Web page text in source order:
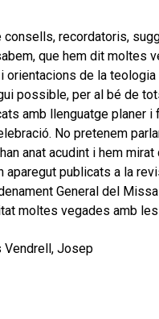
recordatoris,
que hem dit moltes
de la
possible, per al bé de
amb llenguatge planer i
No pretenem
anat acudint i hem mirat
aparegut publicats a la
General del
moltes vegades amb
Vendrell, Josep